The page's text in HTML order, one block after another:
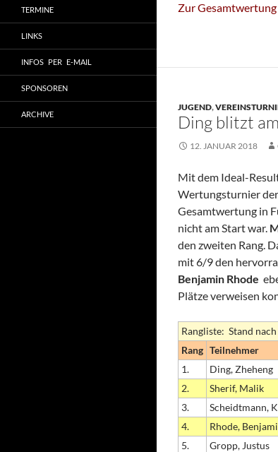
Zur Gesamtwertung
JUGEND,
Ding blitzt
12. JANUAR 2018
Mit dem Ideal-
Wertungsturnier
Gesamtwertung in
nicht am Start war.
den zweiten Rang.
mit 6/9 den
Benjamin Rhode
Plätze verweisen
Rangliste: Stand
Rang Teilnehmer
1.
Ding, Zheheng
2.
Sherif, Malik
3.
Scheidtmann,
4.
Rhode,
5.
Gropp, Justus
TERMINE
LINKS
INFOS PER E-MAIL
SPONSOREN
ARCHIVE